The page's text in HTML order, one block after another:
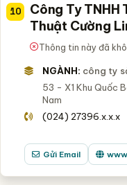
10
Công Ty TNHH
Thuật Cường
Thông tin này đã
NGÀNH: công ty
53 - X1 Khu Quốc
Nam
(024) 27396.x.x.x
Gửi Email